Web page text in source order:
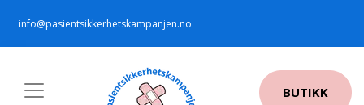
info@pasientsikkerhetskampanjen.no
BUTIKK